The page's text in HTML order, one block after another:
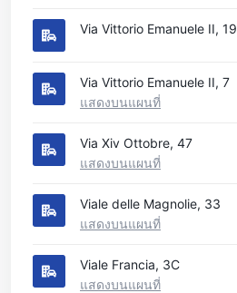
Via Vittorio Emanuele II, 19
Via Vittorio Emanuele II, 7
แสดงบนแผนที่
Via Xiv Ottobre, 47
แสดงบนแผนที่
Viale delle Magnolie, 33
แสดงบนแผนที่
Viale Francia, 3C
แสดงบนแผนที่